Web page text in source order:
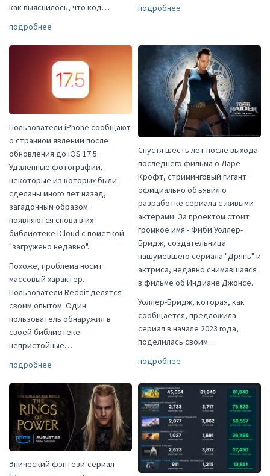
как выяснилось, что код…
подробнее
подробнее
Пользователи iPhone сообщают
о странном явлении после
обновления до iOS 17.5.
Удаленные фотографии,
некоторые из которых были
сделаны много лет назад,
загадочным образом
появляются снова в их
библиотеке iCloud с пометкой
"загружено недавно".
Похоже, проблема носит
массовый характер.
Пользователи Reddit делятся
своим опытом. Один
пользователь обнаружил в
своей библиотеке
непристойные…
подробнее
Спустя шесть лет после выхода
последнего фильма о Ларе
Крофт, стриминговый гигант
официально объявил о
разработке сериала с живыми
актерами. За проектом стоит
громкое имя - Фиби Уоллер-
Бридж, создательница
нашумевшего сериала "Дрянь" и
актриса, недавно снимавшаяся
в фильме об Индиане Джонсе.
Уоллер-Бридж, которая, как
сообщается, предложила
сериал в начале 2023 года,
поделилась своим…
подробнее
Эпический фэнтези-сериал